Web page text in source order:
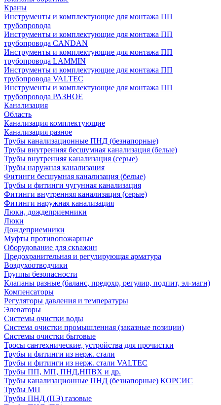
Краны
Инструменты и комплектующие для монтажа ПП
трубопровода
Инструменты и комплектующие для монтажа ПП
трубопровода CANDAN
Инструменты и комплектующие для монтажа ПП
трубопровода LAMMIN
Инструменты и комплектующие для монтажа ПП
трубопровода VALTEC
Инструменты и комплектующие для монтажа ПП
трубопровода РАЗНОЕ
Канализация
Область
Канализация комплектующие
Канализация разное
Трубы канализационные ПНД (безнапорные)
Трубы внутренняя бесшумная канализация (белые)
Трубы внутренняя канализация (серые)
Трубы наружная канализация
Фитинги бесшумная канализация (белые)
Трубы и фитинги чугунная канализация
Фитинги внутренняя канализация (серые)
Фитинги наружная канализация
Люки, дождеприемники
Люки
Дождеприемники
Муфты противопожарные
Оборудование для скважин
Предохранительная и регулирующая арматура
Воздухоотводчики
Группы безопасности
Клапаны разные (баланс, предохр, регулир, подпит, эл-магн)
Компенсаторы
Регуляторы давления и температуры
Элеваторы
Системы очистки воды
Система очистки промышленная (заказные позиции)
Системы очистки бытовые
Тросы сантехнические, устройства для прочистки
Трубы и фитинги из нерж. стали
Трубы и фитинги из нерж. стали VALTEC
Трубы ПП, МП, ПНД,НПВХ и др.
Трубы канализационные ПНД (безнапорные) КОРСИС
Трубы МП
Трубы ПНД (ПЭ) газовые